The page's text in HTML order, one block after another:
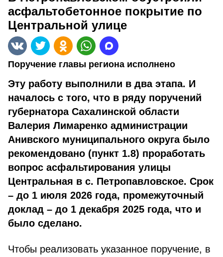
асфальтобетонное покрытие по
Центральной улице
Поручение главы региона исполнено
Эту работу выполнили в два этапа. И
началось с того, что в ряду поручений
губернатора Сахалинской области
Валерия Лимаренко администрации
Анивского муниципального округа было
рекомендовано (пункт 1.8) проработать
вопрос асфальтирования улицы
Центральная в с. Петропавловское. Срок
– до 1 июля 2026 года, промежуточный
доклад – до 1 декабря 2025 года, что и
было сделано.
Чтобы реализовать указанное поручение, в